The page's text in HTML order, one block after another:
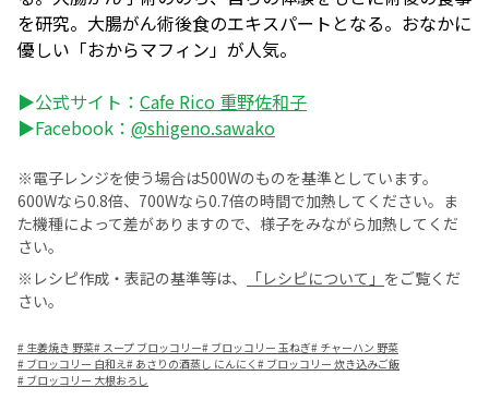
を研究。大腸がん術後食のエキスパートとなる。おなかに
優しい「おからマフィン」が人気。
▶公式サイト： Cafe Rico 重野佐和子
▶Facebook： @shigeno.sawako
※電子レンジを使う場合は500Wのものを基準としています。
600Wなら0.8倍、700Wなら0.7倍の時間で加熱してください。ま
た機種によって差がありますので、様子をみながら加熱してくだ
さい。
※レシピ作成・表記の基準等は、
「レシピについて」 をご覧くだ
さい。
# 生姜焼き 野菜# スープ ブロッコリー# ブロッコリー 玉ねぎ# チャーハン 野菜
# ブロッコリー 白和え# あさりの酒蒸し にんにく # ブロッコリー 炊き込みご飯
# ブロッコリー 大根おろし